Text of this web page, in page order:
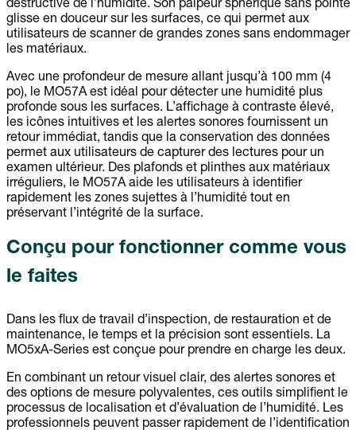
destructive de l’humidité. Son palpeur sphérique sans pointe
glisse en douceur sur les surfaces, ce qui permet aux
utilisateurs de scanner de grandes zones sans endommager
les matériaux.
Avec une profondeur de mesure allant jusqu’à 100 mm (4
po), le MO57A est idéal pour détecter une humidité plus
profonde sous les surfaces. L’affichage à contraste élevé,
les icônes intuitives et les alertes sonores fournissent un
retour immédiat, tandis que la conservation des données
permet aux utilisateurs de capturer des lectures pour un
examen ultérieur. Des plafonds et plinthes aux matériaux
irréguliers, le MO57A aide les utilisateurs à identifier
rapidement les zones sujettes à l’humidité tout en
préservant l’intégrité de la surface.
Conçu pour fonctionner comme vous
le faites
Dans les flux de travail d’inspection, de restauration et de
maintenance, le temps et la précision sont essentiels. La
MO5xA-Series est conçue pour prendre en charge les deux.
En combinant un retour visuel clair, des alertes sonores et
des options de mesure polyvalentes, ces outils simplifient le
processus de localisation et d’évaluation de l’humidité. Les
professionnels peuvent passer rapidement de l’identification